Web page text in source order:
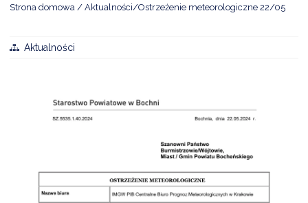
Strona domowa Aktualności Ostrzeżenie meteorologiczne 22/05
Aktualności